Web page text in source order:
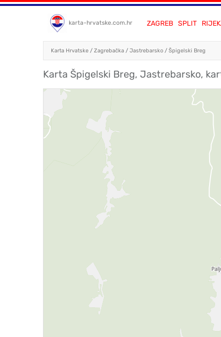
karta-hrvatske.com.hr ZAGREB SPLIT
Karta Hrvatske / Zagrebačka / Jastrebarsko / Špigelski Breg
Karta Špigelski Breg, Jastrebarsko,